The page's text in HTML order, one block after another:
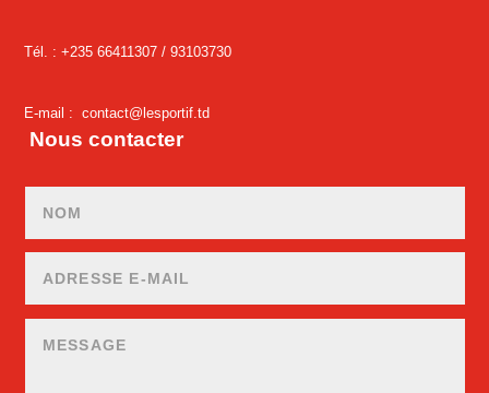
Tél. : +235 66411307 /93103730
E-mail :contact@lesportif.td
Nous contacter